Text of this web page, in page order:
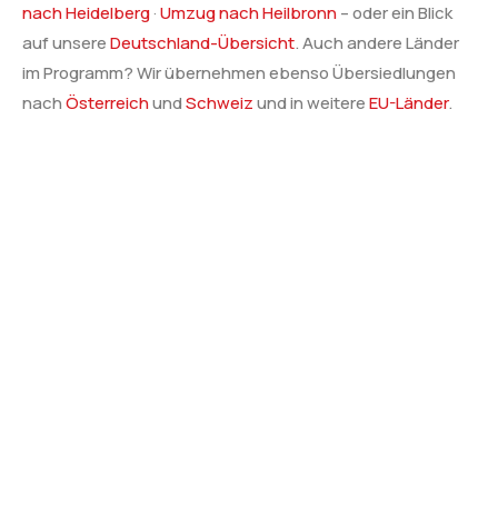
nach Heidelberg·Umzug nach Heilbronn– oder ein Blick
auf unsereDeutschland-Übersicht. Auch andere Länder
im Programm? Wir übernehmen ebenso Übersiedlungen
nachÖsterreichundSchweizund in weitereEU-Länder.